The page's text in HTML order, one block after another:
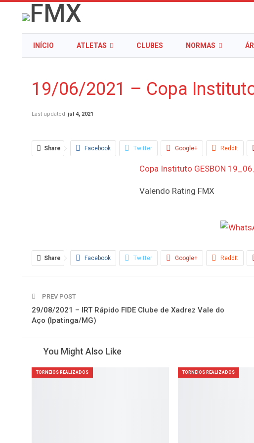
INÍCIO ATLETAS CLUBES NORMAS
19/06/2021 – Copa
Last updated jul 4, 2021
Share Facebook Twitter Google+ ReddIt
Copa Instituto GESBON
Valendo Rating FMX
Share Facebook Twitter Google+ ReddIt
PREV POST
29/08/2021 – IRT Rápido FIDE Clube de Xadrez Vale do
Aço (Ipatinga/MG)
You Might Also Like
TORNEIOS REALIZADOS TORNEIOS REALIZADOS